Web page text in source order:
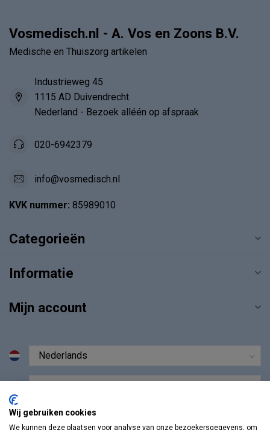
Vosmedisch.nl - A. Vos en Zoons B.V.
Medische en Thuiszorg artikelen
Industrieweg 45
1115 AD Duivendrecht
Nederland - Bezoek alléén op afspraak
020-6942379
info@vosmedisch.nl
KVK nummer: 85989010
Categorieën
Informatie
Mijn account
Wij gebruiken cookies
We kunnen deze plaatsen voor analyse van onze bezoekersgegevens, om